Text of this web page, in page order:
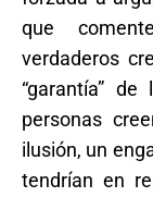
que
verdaderos
“garantía”
personas
ilusión, un
tendrían en